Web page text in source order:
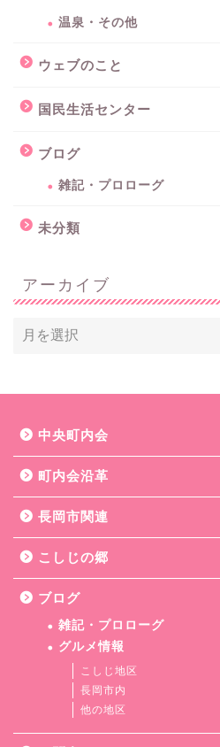
温泉・その他
ウェブのこと
国民生活センター
ブログ
雑記・プロローグ
未分類
アーカイブ
中央町内会
町内会沿革
長岡市関連
こしじの郷
ブログ
雑記・プロローグ
グルメ情報
こしじ地区
長岡市内
他の地区